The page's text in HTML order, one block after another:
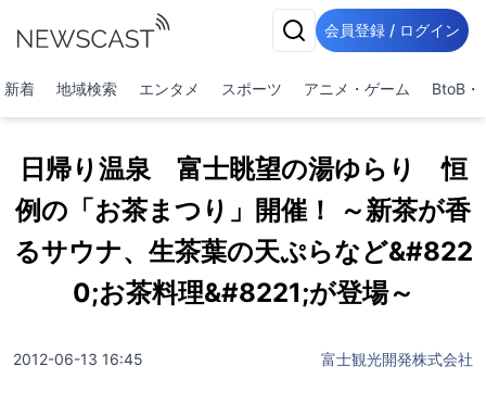
会員登録 / ログイン
新着 地域検索 エンタメ スポーツ アニメ・ゲーム BtoB・
日帰り温泉 富士眺望の湯ゆらり 恒
例の「お茶まつり」開催！ ～新茶が香
るサウナ、生茶葉の天ぷらなど&#822
0;お茶料理&#8221;が登場～
2012-06-13 16:45 富士観光開発株式会社